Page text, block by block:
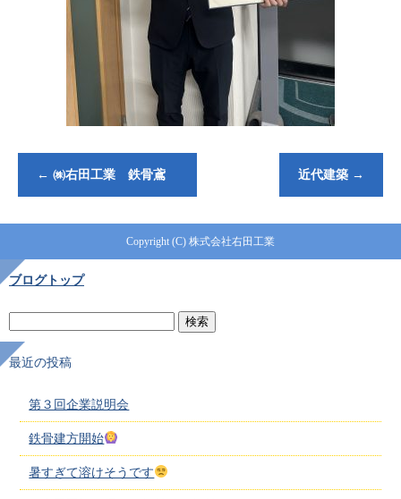
← ㈱右田工業 鉄骨鳶 近代建築 →
Copyright (C) 株式会社右田工業
ブログトップ
最近の投稿
第３回企業説明会
鉄骨建方開始
暑すぎて溶けそうです